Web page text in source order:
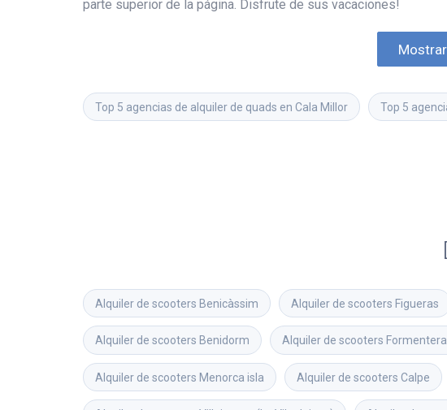
parte superior de la página. Disfrute de sus vacaciones!
Top 5 agencias de alquiler de quads en Cala Millor Top 5
Alquiler de scooters Benicàssim Alquiler de scooters Figueras
Alquiler de scooters Benidorm Alquiler de scooters
Alquiler de scooters Menorca isla Alquiler de scooters Calpe